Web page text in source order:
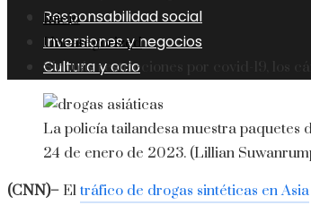
Responsabilidad social
Inversiones y negocios
Cultura y ocio
Inicio
Uncategorized
Sin más restricciones por covid-19, los
La policía tailandesa muestra paquetes
24 de enero de 2023. (Lillian
(CNN)– El tráfico de drogas sintéticas en Asia